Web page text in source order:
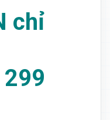
chỉ